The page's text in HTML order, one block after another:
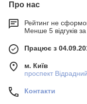
Про нас
Рейтинг не
Менше 5 відгуків за
Працює з
м. Київ
проспект
Контакти